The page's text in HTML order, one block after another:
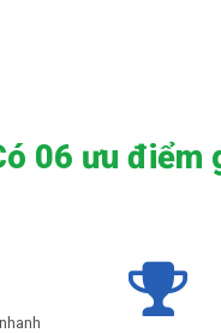
06 ưu điểm